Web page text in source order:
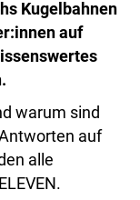
Kugelbahnen
auf
warum sind
auf
alle